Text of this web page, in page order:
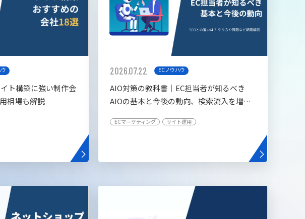
イト構築に強い制作会
相場も解説
2026.07.22 ECノウハウ
AIO対策の教科書│EC担当者が知るべき
AIOの基本と今後の動向、検索流入を増や
ECマーケティング サイト運用